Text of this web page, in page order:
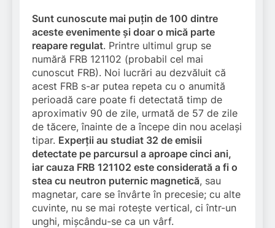
Sunt cunoscute mai puțin de 100 dintre
aceste evenimente și doar o mică parte
reapare regulat. Printre ultimul grup se
numără FRB 121102 (probabil cel mai
cunoscut FRB). Noi lucrări au dezvăluit că
acest FRB s-ar putea repeta cu o anumită
perioadă care poate fi detectată timp de
aproximativ 90 de zile, urmată de 57 de zile
de tăcere, înainte de a începe din nou același
tipar. Experții au studiat 32 de emisii
detectate pe parcursul a aproape cinci ani,
iar cauza FRB 121102 este considerată a fi o
stea cu neutron puternic magnetică, sau
magnetar, care se învârte în precesie; cu alte
cuvinte, nu se mai rotește vertical, ci într-un
unghi, mișcându-se ca un vârf.